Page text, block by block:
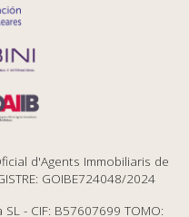
d'Agents Immobiliaris de
GOIBE724048/2024
- CIF: B57607699 TOMO: